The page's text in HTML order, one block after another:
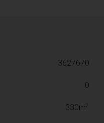
3627670
0
330m2